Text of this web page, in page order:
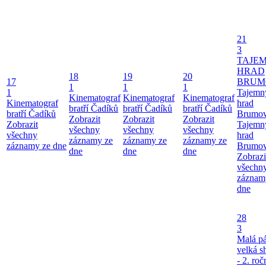
17
1
Kinematograf
bratří Čadíků
Zobrazit
všechny
záznamy ze dne
18
1
Kinematograf
bratří Čadíků
Zobrazit
všechny
záznamy ze
dne
19
1
Kinematograf
bratří Čadíků
Zobrazit
všechny
záznamy ze
dne
20
1
Kinematograf
bratří Čadíků
Zobrazit
všechny
záznamy ze
dne
21
3
HRAD
hrad
hrad
dne
28
3
Malá
velká
- 2.